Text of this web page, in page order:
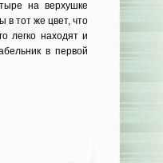
на верхушке
в тот же цвет, что
легко находят и
в первой